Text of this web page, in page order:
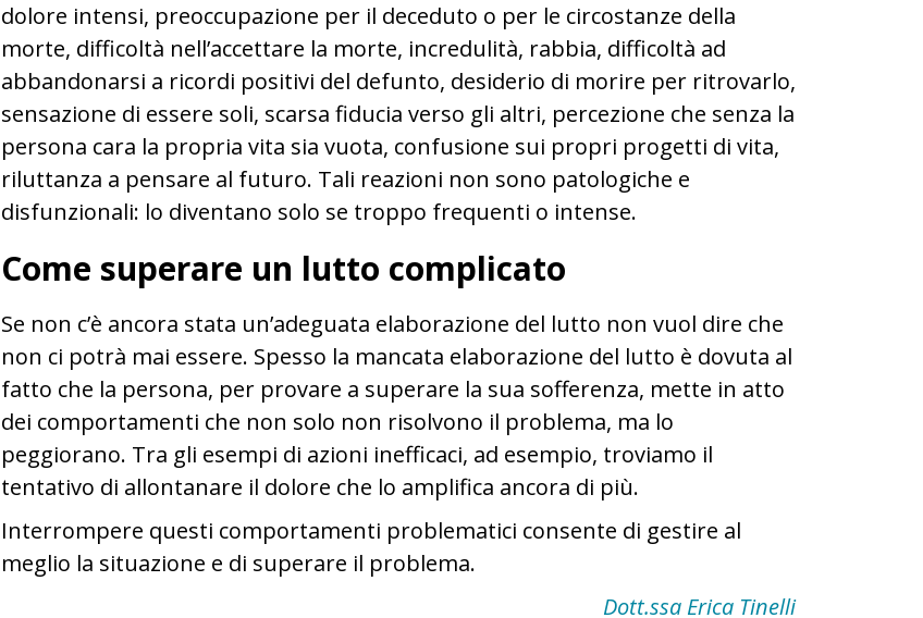
dolore intensi, preoccupazione per il deceduto o per le circostanze della
morte, difficoltà nell’accettare la morte, incredulità, rabbia, difficoltà ad
abbandonarsi a ricordi positivi del defunto, desiderio di morire per ritrovarlo,
sensazione di essere soli, scarsa fiducia verso gli altri, percezione che senza la
persona cara la propria vita sia vuota, confusione sui propri progetti di vita,
riluttanza a pensare al futuro. Tali reazioni non sono patologiche e
disfunzionali: lo diventano solo se troppo frequenti o intense.
Come superare un lutto complicato
Se non c’è ancora stata un’adeguata elaborazione del lutto non vuol dire che
non ci potrà mai essere. Spesso la mancata elaborazione del lutto è dovuta al
fatto che la persona, per provare a superare la sua sofferenza, mette in atto
dei comportamenti che non solo non risolvono il problema, ma lo
peggiorano. Tra gli esempi di azioni inefficaci, ad esempio, troviamo il
tentativo di allontanare il dolore che lo amplifica ancora di più.
Interrompere questi comportamenti problematici consente di gestire al
meglio la situazione e di superare il problema.
Dott.ssa Erica Tinelli